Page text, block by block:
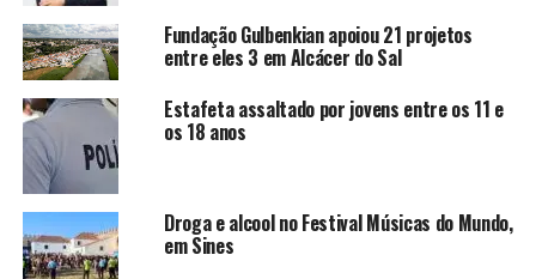
Fundação Gulbenkian apoiou 21 projetos
entre eles 3 em Alcácer do Sal
Estafeta assaltado por jovens entre os 11 e
os 18 anos
Droga e alcool no Festival Músicas do Mundo,
em Sines